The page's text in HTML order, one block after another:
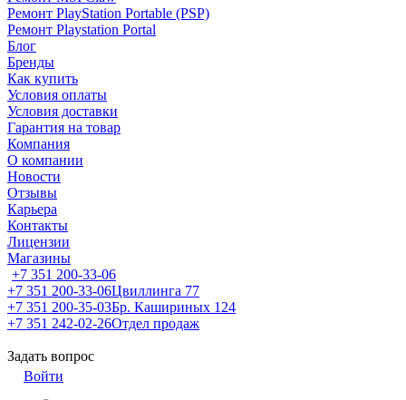
Ремонт PlayStation Portable (PSP)
Ремонт Playstation Portal
Блог
Бренды
Как купить
Условия оплаты
Условия доставки
Гарантия на товар
Компания
О компании
Новости
Отзывы
Карьера
Контакты
Лицензии
Магазины
+7 351 200-33-06
+7 351 200-33-06Цвиллинга 77
+7 351 200-35-03Бр. Кашириных 124
+7 351 242-02-26Отдел продаж
Задать вопрос
Войти